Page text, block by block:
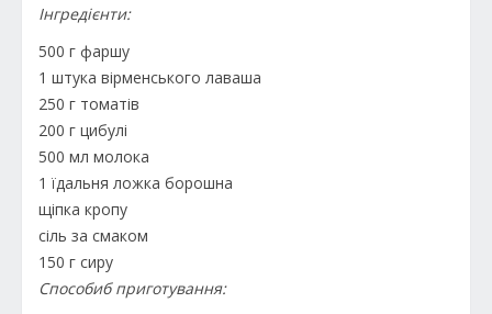
Інгредієнти:
500 г фаршу
1 штука вірменського лаваша
250 г томатів
200 г цибулі
500 мл молока
1 їдальня ложка борошна
щіпка кропу
сіль за смаком
150 г сиру
Способиб приготування: